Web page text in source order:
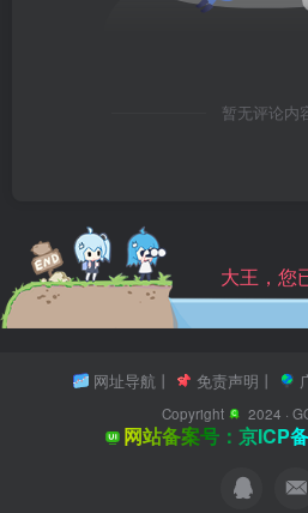
暂无评论内
大王，您
网址导航 丨 免责声明 丨
Copyright 2024 ·
网站备案号：京ICP